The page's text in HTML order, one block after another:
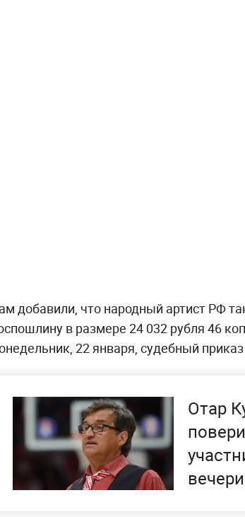
добавили, что народный артист РФ
в размере 24 032 рубля 46
22 января, судебный приказ
Отар